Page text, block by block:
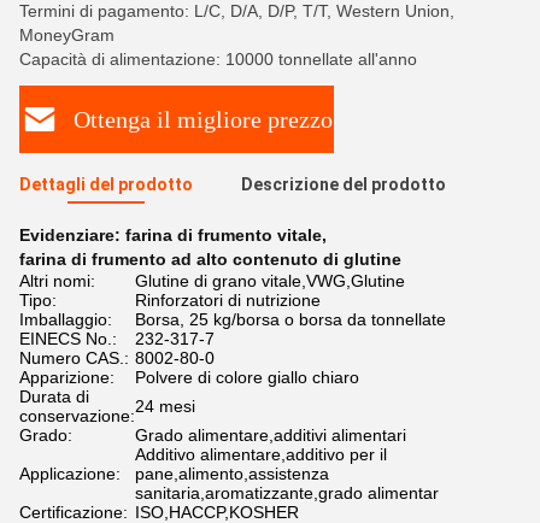
Termini di pagamento: L/C, D/A, D/P, T/T, Western Union,
MoneyGram
Capacità di alimentazione: 10000 tonnellate all'anno
Ottenga il migliore prezzo
Dettagli del prodotto Descrizione del prodotto
Evidenziare: farina di frumento vitale,
farina di frumento ad alto contenuto di glutine
Altri nomi:
Glutine di grano vitale,VWG,Glutine
Tipo:
Rinforzatori di nutrizione
Imballaggio:
Borsa, 25 kg/borsa o borsa da tonnellate
EINECS No.:
232-317-7
Numero CAS.: 8002-80-0
Apparizione:
Polvere di colore giallo chiaro
Durata di
conservazione:24 mesi
Grado:
Grado alimentare,additivi alimentari
Applicazione:
Additivo alimentare,additivo per il
pane,alimento,assistenza
sanitaria,aromatizzante,grado alimentar
Certificazione: ISO,HACCP,KOSHER